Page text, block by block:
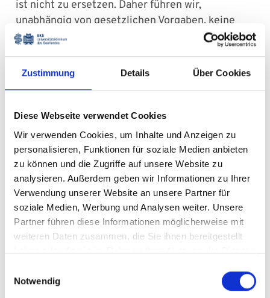
Zustimmung Details Über Cookies
Diese Webseite verwendet Cookies
Wir verwenden Cookies, um Inhalte und Anzeigen zu
personalisieren, Funktionen für soziale Medien anbieten
zu können und die Zugriffe auf unsere Website zu
analysieren. Außerdem geben wir Informationen zu Ihrer
Verwendung unserer Website an unsere Partner für
soziale Medien, Werbung und Analysen weiter. Unsere
Partner führen diese Informationen möglicherweise mit
weiteren Daten zusammen, die Sie ihnen bereitgestellt
haben oder die sie im Rahmen Ihrer Nutzung der Dienste
Notwendig
ist nicht zu ersetzen. Daher führen wir,
unabhängig von gesetzlichen Vorgaben, keine
krankheitsbezogenen Dialoge per Telefon oder
E-Mail. Vereinbaren Sie bitte einen persönlichen
Beratungstermin in unserer Klinik.
Unser Team freut sich auf Ihren Besuch
Youtube und
Kieferorthopädie
Was tun beim Warten? Informieren Sie sich vorab
auf dem YouTube-Kanal von Prof. Radlanskiaus
Berlin.
Hier finden Sie leicht verständliche
Informationen zum Thema Kieferorthopädie.